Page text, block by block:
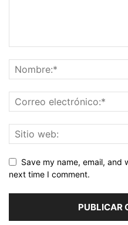
Save my name, email, and
next time I comment.